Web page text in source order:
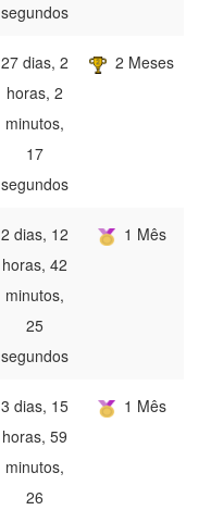
segundos
27 dias, 2
horas, 2
minutos,
17
segundos
2 Meses
2 dias, 12
horas, 42
minutos,
25
segundos
1 Mês
3 dias, 15
horas, 59
minutos,
26
1 Mês